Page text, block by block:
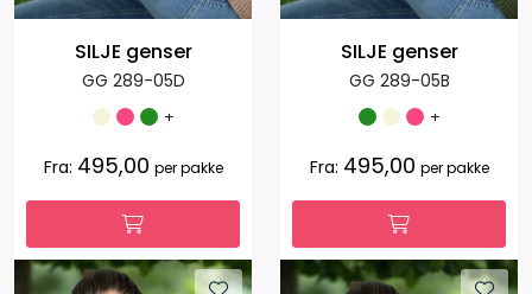
SILJE genser
GG 289-05D
+
Fra: 495,00 per pakke
SILJE genser
GG 289-05B
+
Fra: 495,00 per pakke